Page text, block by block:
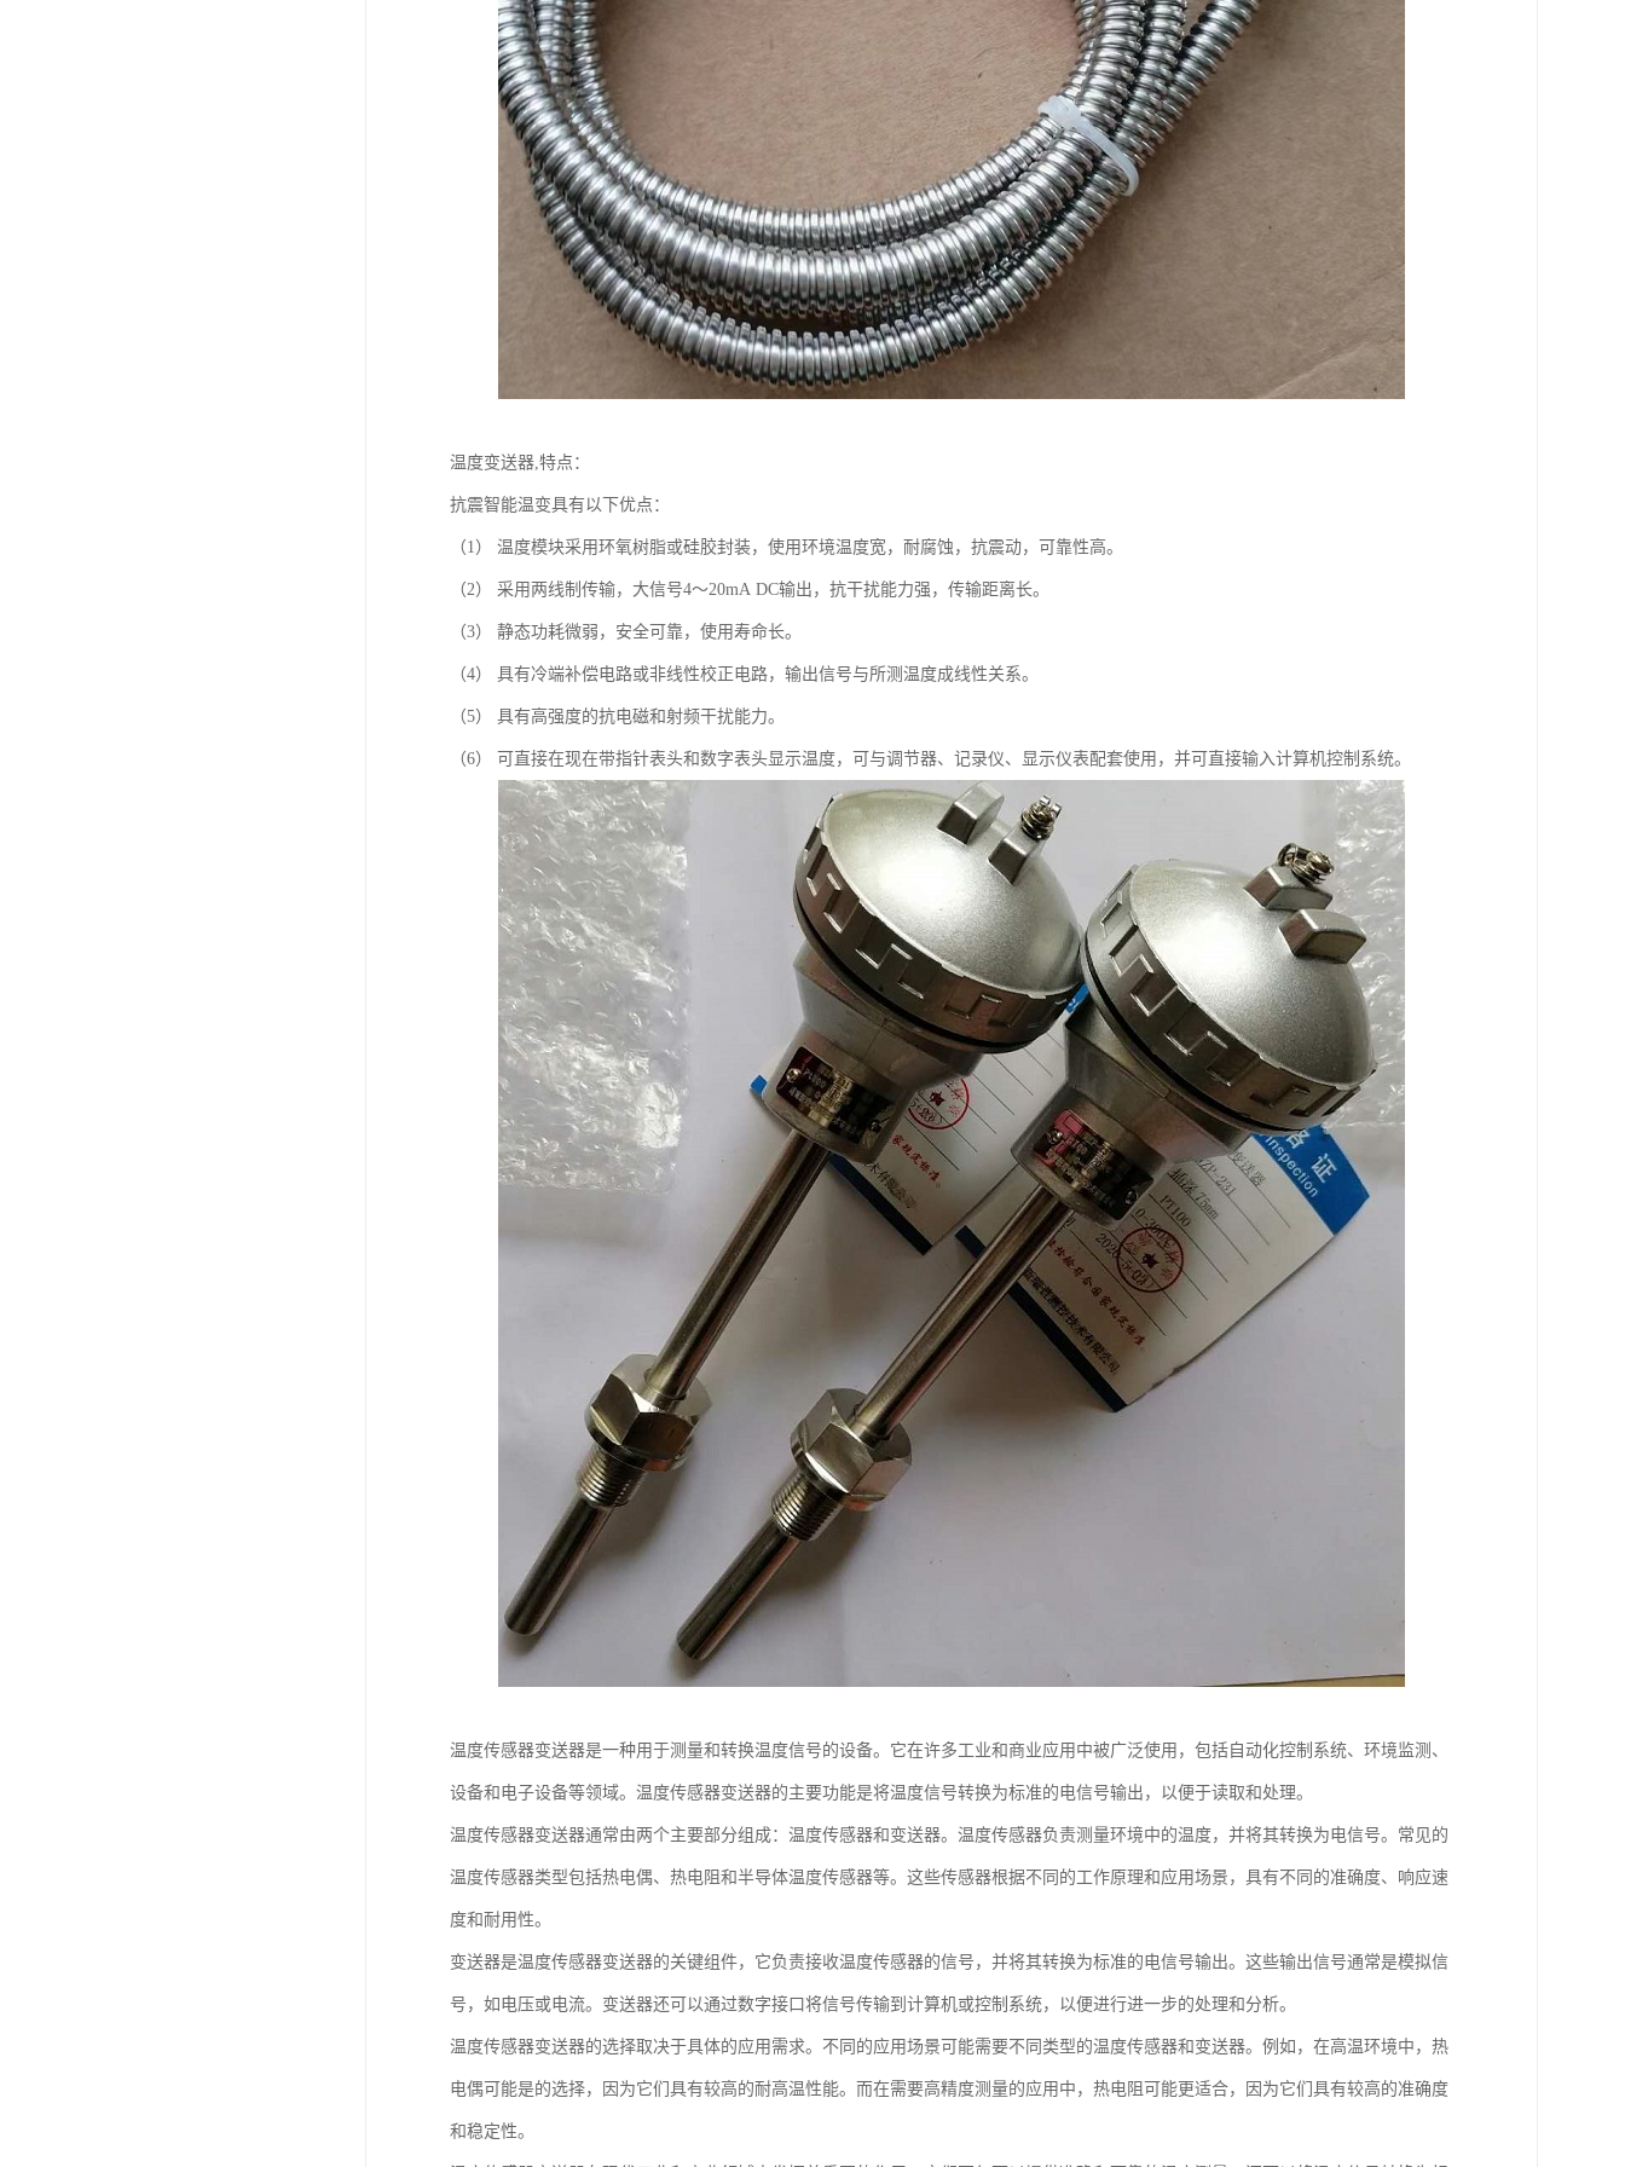
温度变送器,特点：
抗震智能温变具有以下优点：
（1） 温度模块采用环氧树脂或硅胶封装，使用环境温度宽，耐腐蚀，抗震动，可靠性高。
（2） 采用两线制传输，大信号4～20mA DC输出，抗干扰能力强，传输距离长。
（3） 静态功耗微弱，安全可靠，使用寿命长。
（4） 具有冷端补偿电路或非线性校正电路，输出信号与所测温度成线性关系。
（5） 具有高强度的抗电磁和射频干扰能力。
（6） 可直接在现在带指针表头和数字表头显示温度，可与调节器、记录仪、显示仪表配套使用，并可直接输入计算机控制系统。
温度传感器变送器是一种用于测量和转换温度信号的设备。它在许多工业和商业应用中被广泛使用，包括自动化控制系统、环境监测、
设备和电子设备等领域。温度传感器变送器的主要功能是将温度信号转换为标准的电信号输出，以便于读取和处理。
温度传感器变送器通常由两个主要部分组成：温度传感器和变送器。温度传感器负责测量环境中的温度，并将其转换为电信号。常见的
温度传感器类型包括热电偶、热电阻和半导体温度传感器等。这些传感器根据不同的工作原理和应用场景，具有不同的准确度、响应速
度和耐用性。
变送器是温度传感器变送器的关键组件，它负责接收温度传感器的信号，并将其转换为标准的电信号输出。这些输出信号通常是模拟信
号，如电压或电流。变送器还可以通过数字接口将信号传输到计算机或控制系统，以便进行进一步的处理和分析。
温度传感器变送器的选择取决于具体的应用需求。不同的应用场景可能需要不同类型的温度传感器和变送器。例如，在高温环境中，热
电偶可能是的选择，因为它们具有较高的耐高温性能。而在需要高精度测量的应用中，热电阻可能更适合，因为它们具有较高的准确度
和稳定性。